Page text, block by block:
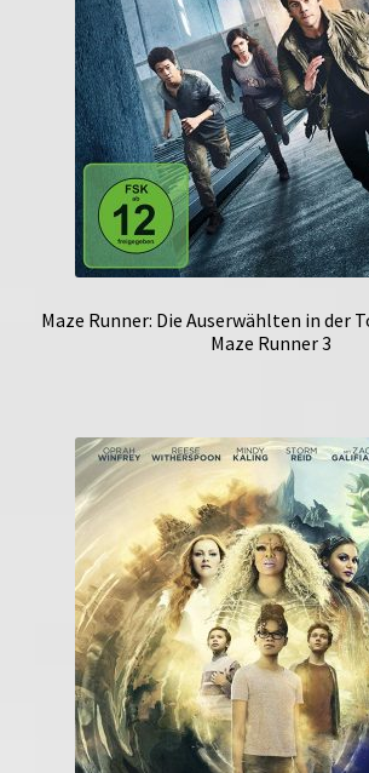
Maze Runner: Die Auserwählten in der
Maze Runner 3